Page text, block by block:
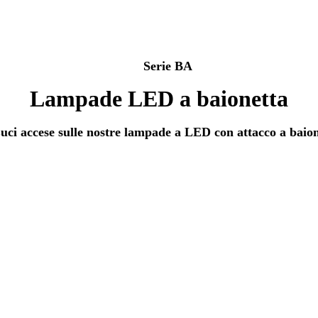
Serie BA
Lampade LED a baionetta
accese sulle nostre lampade a LED con attacco a